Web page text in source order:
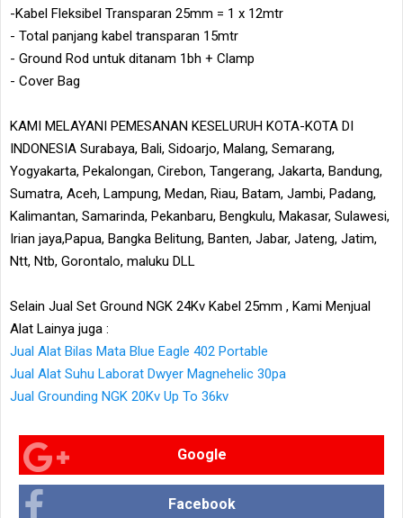
-Kabel Fleksibel Transparan 25mm = 1 x 12mtr
- Total panjang kabel transparan 15mtr
- Ground Rod untuk ditanam 1bh + Clamp
- Cover Bag
KAMI MELAYANI PEMESANAN KESELURUH KOTA-KOTA DI
INDONESIA Surabaya, Bali, Sidoarjo, Malang, Semarang,
Yogyakarta, Pekalongan, Cirebon, Tangerang, Jakarta, Bandung,
Sumatra, Aceh, Lampung, Medan, Riau, Batam, Jambi, Padang,
Kalimantan, Samarinda, Pekanbaru, Bengkulu, Makasar, Sulawesi,
Irian jaya,Papua, Bangka Belitung, Banten, Jabar, Jateng, Jatim,
Ntt, Ntb, Gorontalo, maluku DLL
Selain Jual Set Ground NGK 24Kv Kabel 25mm , Kami Menjual
Alat Lainya juga :
Jual Alat Bilas Mata Blue Eagle 402 Portable
Jual Alat Suhu Laborat Dwyer Magnehelic 30pa
Jual Grounding NGK 20Kv Up To 36kv
Google
Facebook